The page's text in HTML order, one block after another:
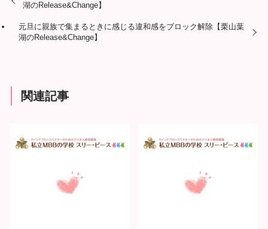
湖のRelease&Change】
元旦に親族で集まるときに感じる違和感をブロック解除【栗山葉
湖のRelease&Change】
関連記事